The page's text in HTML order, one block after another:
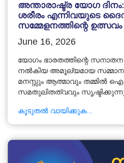
അന്താരാഷ്ട്ര യോഗ
ശരീരം എന്നിവയുടെ
സമ്മേളനത്തിന്റെ ഉത്സവം
June 16, 2026
യോഗം ഭാരതത്തിന്റെ
നൽകിയ അമൂല്യമായ
മനസ്സും ആത്മാവും തമ്മിൽ
സമതുലിതത്വവും
കൂടുതൽ വായിക്കുക...